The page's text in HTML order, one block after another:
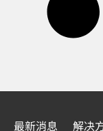
最新消息
解决